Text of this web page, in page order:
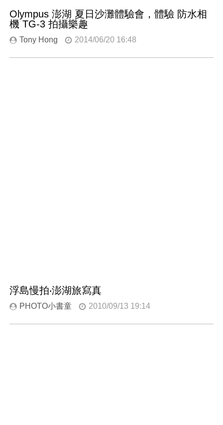
Olympus 澎湖 夏日沙灘體驗會，體驗 防水相
機 TG-3 拍攝樂趣
Tony Hong 2014/06/20 16:48
浮島慢拍‧澎湖旅寫真
PHOTO小書童 2010/09/13 19:14